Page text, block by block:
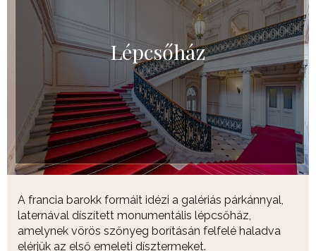
Lépcsőház
A francia barokk formáit idézi a galériás párkánnyal,
laternával díszített monumentális lépcsőház,
amelynek vörös szőnyeg borításán felfelé haladva
elérjük az első emeleti dísztermeket.